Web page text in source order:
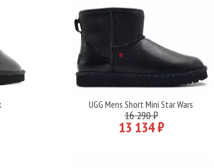
Подробнее
UGG Mens Short Mini Star Wars
16 290 ₽
13 134 ₽